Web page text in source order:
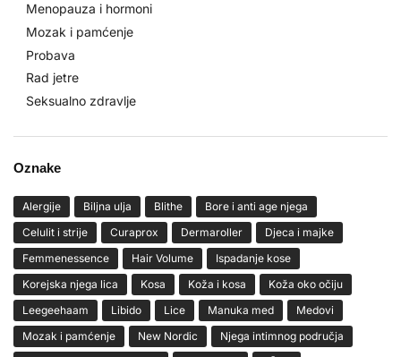
Menopauza i hormoni
Mozak i pamćenje
Probava
Rad jetre
Seksualno zdravlje
Oznake
Alergije Biljna ulja Blithe
Bore i anti age njega
Celulit i strije
Curaprox Dermaroller
Djeca i majke
Femmenessence
Hair Volume
Ispadanje kose
Korejska njega lica
Kosa Koža i kosa
Koža oko očiju
Leegeehaam
Libido Lice Manuka med
Medovi
Mozak i pamćenje
New Nordic
Njega intimnog područja